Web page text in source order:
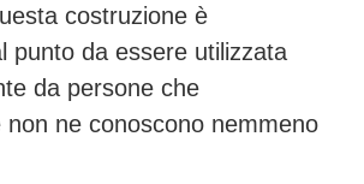
costruzione è
punto da essere utilizzata
da persone che
non ne conoscono nemmeno